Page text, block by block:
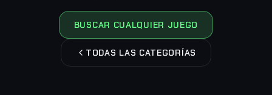
BUSCAR CUALQUIER JUEGO
TODAS LAS CATEGORÍAS